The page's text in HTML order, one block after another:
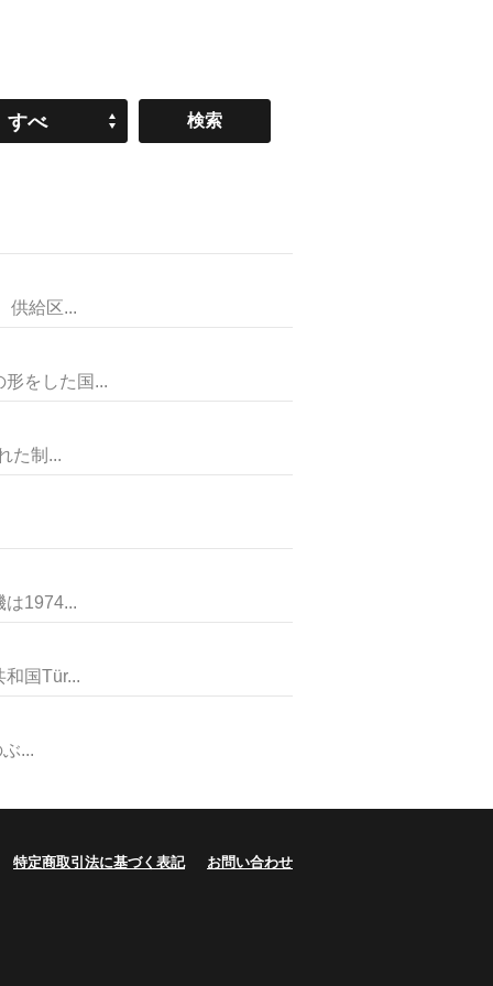
すべ
供給区...
をした国...
た制...
は1974...
国Tür...
...
特定商取引法に基づく表記 お問い合わせ